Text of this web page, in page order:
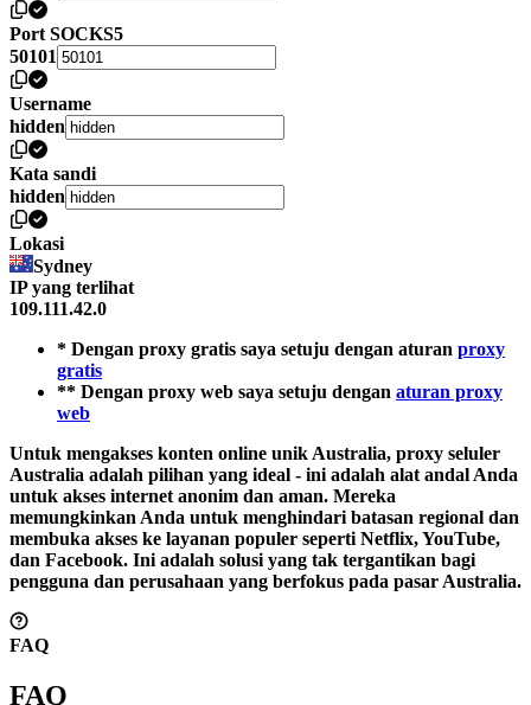
Port SOCKS5
50101
Username
hidden
Kata sandi
hidden
Lokasi
Sydney
IP yang terlihat
109.111.42.0
* Dengan proxy gratis saya setuju dengan aturan proxy
gratis
** Dengan proxy web saya setuju dengan aturan proxy
web
Untuk mengakses konten online unik Australia, proxy seluler
Australia adalah pilihan yang ideal - ini adalah alat andal Anda
untuk akses internet anonim dan aman. Mereka
memungkinkan Anda untuk menghindari batasan regional dan
membuka akses ke layanan populer seperti Netflix, YouTube,
dan Facebook. Ini adalah solusi yang tak tergantikan bagi
pengguna dan perusahaan yang berfokus pada pasar Australia.
FAQ
FAQ